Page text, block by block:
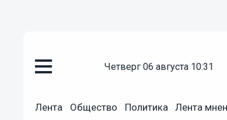
четверг 06 августа 10:31
Лента Общество Политика Лента
Работы по укладке